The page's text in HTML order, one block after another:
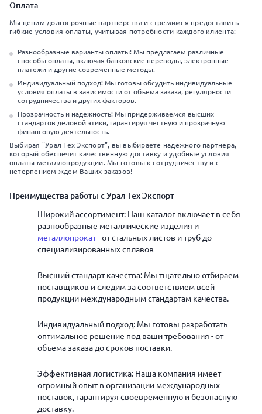
Оплата
Мы ценим долгосрочные партнерства и стремимся предоставить
гибкие условия оплаты, учитывая потребности каждого клиента:
Разнообразные варианты оплаты: Мы предлагаем различные
способы оплаты, включая банковские переводы, электронные
платежи и другие современные методы.
Индивидуальный подход: Мы готовы обсудить индивидуальные
условия оплаты в зависимости от объема заказа, регулярности
сотрудничества и других факторов.
Прозрачность и надежность: Мы придерживаемся высших
стандартов деловой этики, гарантируя честную и прозрачную
финансовую деятельность.
Выбирая "Урал Тех Экспорт", вы выбираете надежного партнера,
который обеспечит качественную доставку и удобные условия
оплаты металлопродукции. Мы готовы к сотрудничеству и с
нетерпением ждем Ваших заказов!
Преимущества работы с Урал Тех Экспорт
Широкий ассортимент: Наш каталог включает в себя
разнообразные металлические изделия и
металлопрокат- от стальных листов и труб до
специализированных сплавов
Высший стандарт качества: Мы тщательно отбираем
поставщиков и следим за соответствием всей
продукции международным стандартам качества.
Индивидуальный подход: Мы готовы разработать
оптимальное решение под ваши требования - от
объема заказа до сроков поставки.
Эффективная логистика: Наша компания имеет
огромный опыт в организации международных
поставок, гарантируя своевременную и безопасную
доставку.